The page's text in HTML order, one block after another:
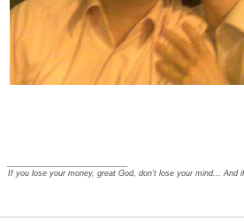
If you lose your money, great God, don't lose your mind...